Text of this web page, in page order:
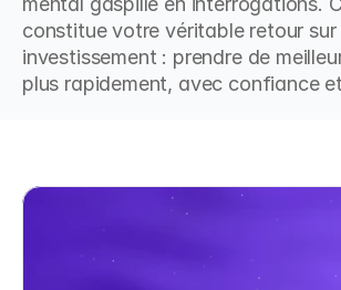
constitue votre véritable retour sur
investissement : prendre de
plus rapidement, avec confiance